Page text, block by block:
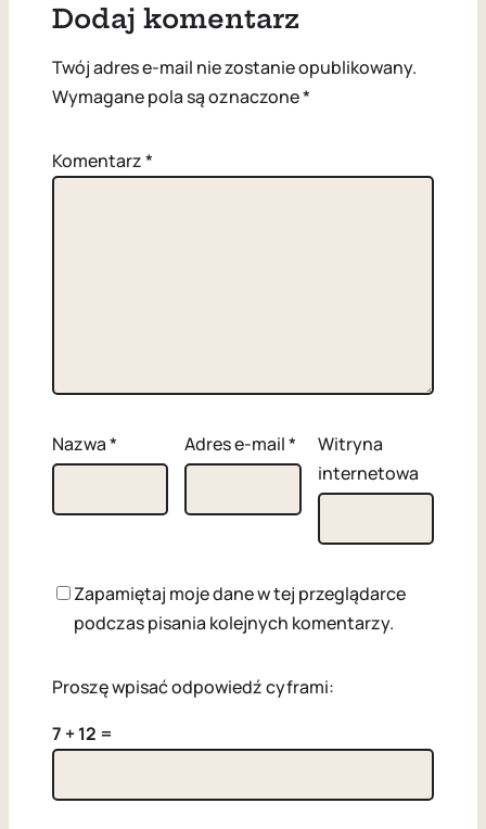
Dodaj komentarz
Twój adres e-mail nie zostanie opublikowany.
Wymagane pola są oznaczone*
Komentarz*
Nazwa* Adres e-mail*
Witryna
internetowa
Zapamiętaj moje dane w tej przeglądarce
podczas pisania kolejnych komentarzy.
Proszę wpisać odpowiedź cyframi:
7 + 12 =